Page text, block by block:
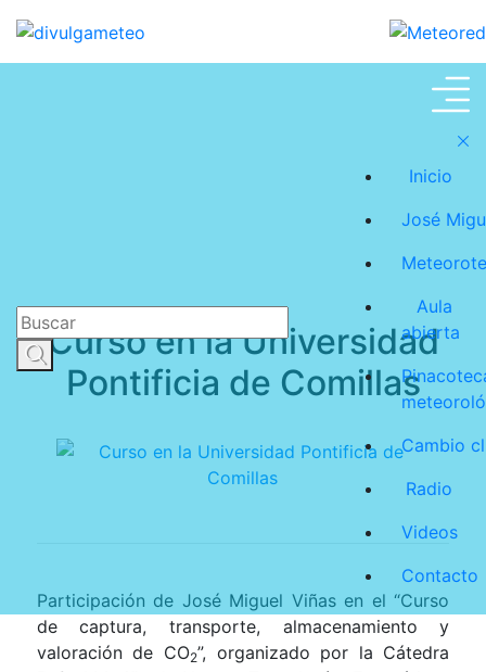
Inicio
José
Aula
abierta
Cambio
Radio
Videos
Contacto
José Miguel Viñas
Curso en la Universidad
Pontificia de Comillas
Participación de José Miguel Viñas en el “Curso
de captura, transporte, almacenamiento y
valoración de CO2”, organizado por la Cátedra